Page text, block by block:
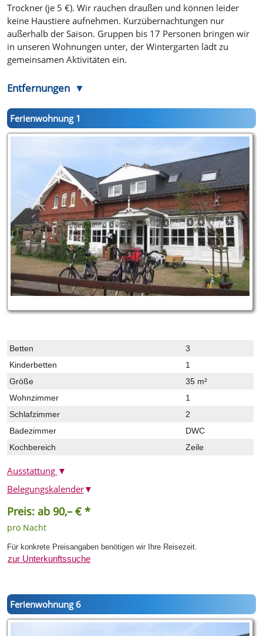
Trockner (je 5 €). Wir rauchen draußen und können leider
keine Haustiere aufnehmen. Kurzübernachtungen nur
außerhalb der Saison. Gruppen bis 17 Personen bringen wir
in unseren Wohnungen unter, der Wintergarten lädt zu
gemeinsamen Aktivitäten ein.
Entfernungen
Ferienwohnung 1
Betten
3
Kinderbetten
1
Größe
35 m²
Wohnzimmer
1
Schlafzimmer
2
Badezimmer
DWC
Kochbereich
Zeile
Ausstattung ▼
Preis: ab 90,– € *
pro Nacht
Für konkrete Preisangaben benötigen wir Ihre Reisezeit.
zur Unterkunftssuche
Belegungskalender▼
Ferienwohnung 6